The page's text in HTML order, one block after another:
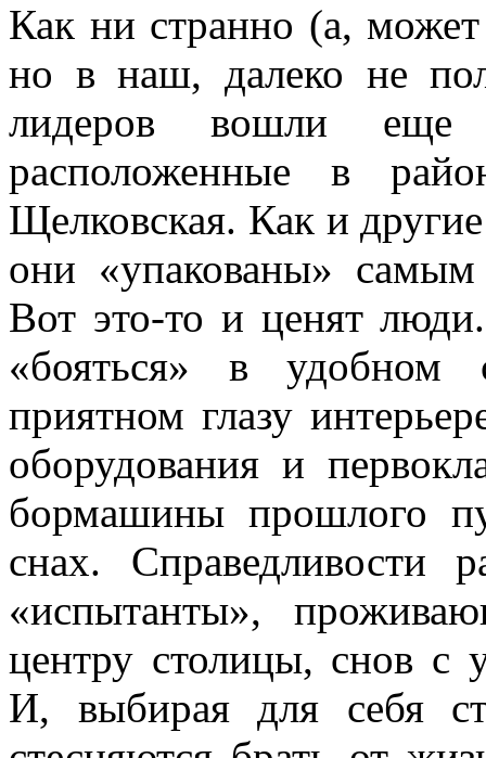
Как ни странно (а,
но в наш, далеко не
лидеров вошли еще
расположенные в
Щелковская. Как и
они «упакованы»
Вот это-то и ценят
«бояться» в удобном
приятном глазу
оборудования и
бормашины прошлого
снах. Справедливости
«испытанты»,
центру столицы, снов с
И, выбирая для себя